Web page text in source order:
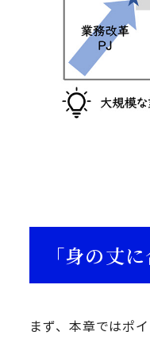
「身の丈
まず、本章ではポ